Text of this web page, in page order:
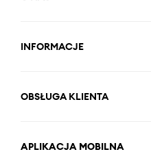
INFORMACJE
OBSŁUGA KLIENTA
APLIKACJA MOBILNA